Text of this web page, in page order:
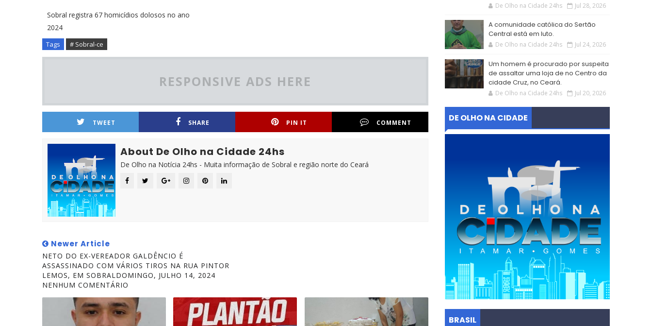
Sobral registra 67 homicídios dolosos no ano
2024
Tags # Sobral-ce
RESPONSIVE ADS HERE
TWEET SHARE PIN IT COMMENT
About De Olho na Cidade 24hs
De Olho na Notícia 24hs - Muita informação de Sobral e região norte do Ceará
Newer Article
NETO DO EX-VEREADOR GALDÊNCIO É
ASSASSINADO COM VÁRIOS TIROS NA RUA PINTOR
LEMOS, EM SOBRALDOMINGO, JULHO 14, 2024
NENHUM COMENTÁRIO
De Olho na Cidade 24hs Jul 28, 2026
A comunidade católica do Sertão
Central está em luto.
De Olho na Cidade 24hs Jul 24, 2026
Um homem é procurado por suspeita
de assaltar uma loja de no Centro da
cidade Cruz, no Ceará.
De Olho na Cidade 24hs Jul 20, 2026
DE OLHO NA CIDADE
BRASIL